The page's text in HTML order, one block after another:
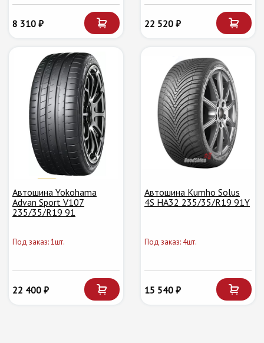
8 310 ₽ 22 520 ₽
Автошина Yokohama
Advan Sport V107
235/35/R19 91
Под заказ: 1шт.
22 400 ₽
Автошина Kumho Solus
4S HA32 235/35/R19 91Y
Под заказ: 4шт.
15 540 ₽